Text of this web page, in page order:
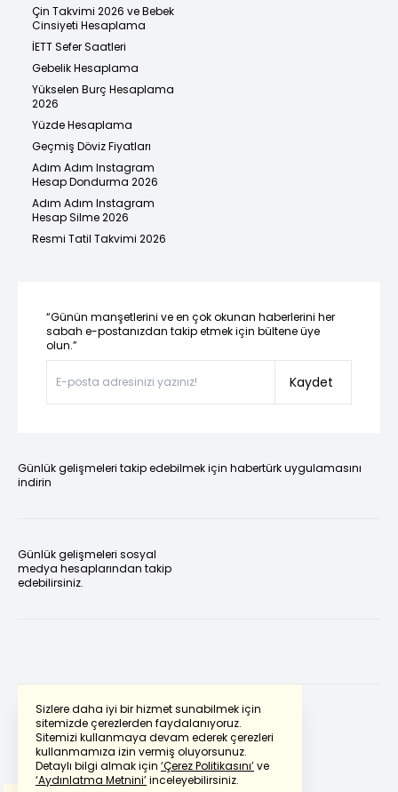
Sizlere daha iyi bir hizmet sunabilmek için
sitemizde çerezlerden faydalanıyoruz.
Sitemizi kullanmaya devam ederek çerezleri
kullanmamıza izin vermiş oluyorsunuz.
Detaylı bilgi almak için ‘Çerez Politikasını’ve
‘Aydınlatma Metnini’inceleyebilirsiniz.
Çin Takvimi 2026 ve Bebek
Cinsiyeti Hesaplama
İETT Sefer Saatleri
Gebelik Hesaplama
Yükselen Burç Hesaplama
2026
Yüzde Hesaplama
Geçmiş Döviz Fiyatları
Adım Adım Instagram
Hesap Dondurma 2026
Adım Adım Instagram
Hesap Silme 2026
Resmi Tatil Takvimi 2026
“Günün manşetlerini ve en çok okunan haberlerini her
sabah e-postanızdan takip etmek için bültene üye
olun.”
Kaydet
Günlük gelişmeleri takip edebilmek için habertürk uygulamasını
indirin
Günlük gelişmeleri sosyal
medya hesaplarından takip
edebilirsiniz.
Powered by Translate